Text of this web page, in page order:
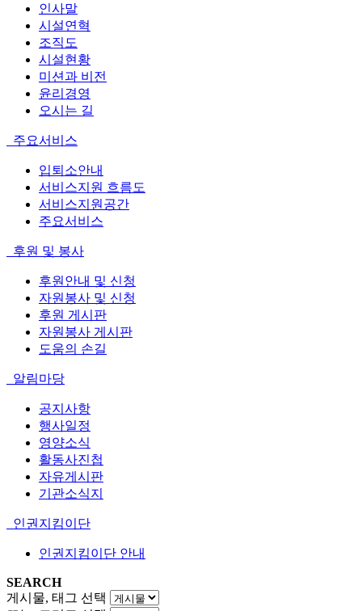
인사말
시설연혁
조직도
시설현황
미션과 비전
윤리경영
오시는 길
주요서비스
입퇴소안내
서비스지원 흐름도
서비스지원공간
주요서비스
후원 및 봉사
후원안내 및 신청
자원봉사 및 신청
후원 게시판
자원봉사 게시판
도움의 손길
알림마당
공지사항
행사일정
영양소식
활동사진첩
자유게시판
기관소식지
인권지킴이단
인권지킴이단 안내
SEARCH
게시물, 태그 선택